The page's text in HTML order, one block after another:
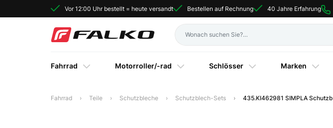
Vor 12:00 Uhr bestellt = heute versandt Bestellen auf Rechnung 40 Jahre Erfahrung
Fahrrad Motorroller/-rad Schlösser Marken
Fahrrad Teile Schutzbleche Schutzblech-Sets 435.KI462981 SIMPLA